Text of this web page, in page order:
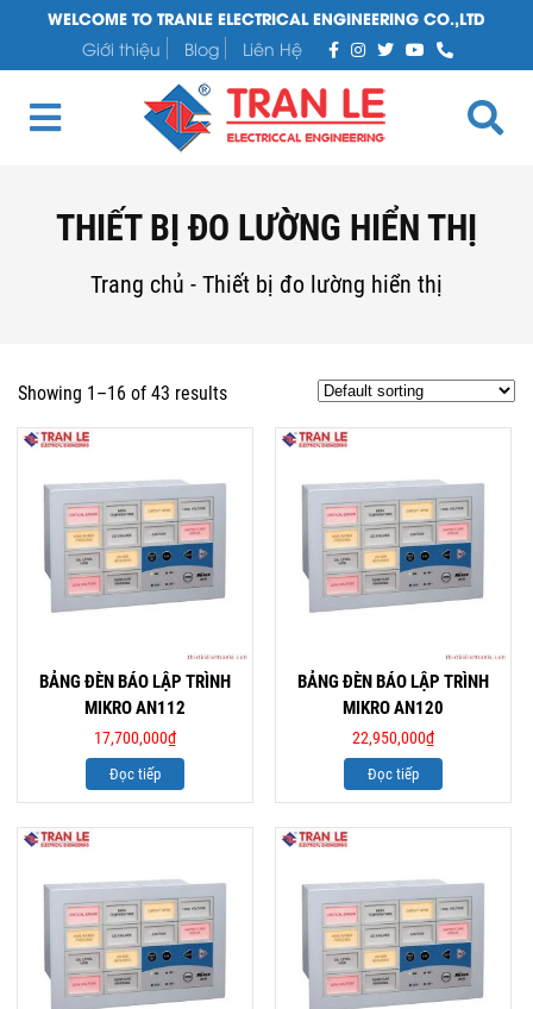
WELCOME TO TRANLE ELECTRICAL ENGINEERING CO.,LTD
Giới thiệu
Blog Liên Hệ
THIẾT BỊ ĐO LƯỜNG HIỂN THỊ
Trang chủ - Thiết bị đo lường hiển thị
Showing 1–16 of 43 results
BẢNG ĐÈN BÁO LẬP TRÌNH
MIKRO AN112
17,700,000₫
Đọc tiếp
BẢNG ĐÈN BÁO LẬP TRÌNH
MIKRO AN120
22,950,000₫
Đọc tiếp